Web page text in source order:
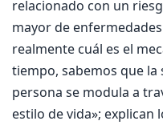
relacionado con un
mayor de
realmente cuál es el
tiempo, sabemos que la
persona se modula a
estilo de vida»; explican